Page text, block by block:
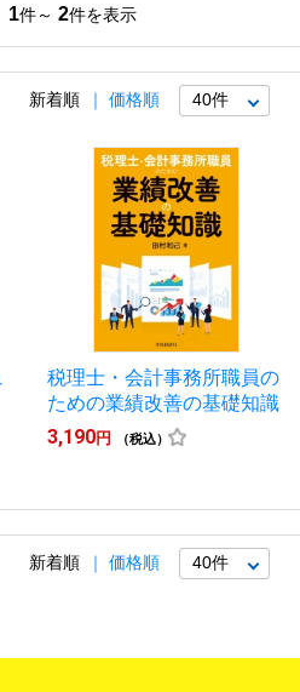
1件～ 2件を表示
新着順 価格順
税理士・会計事務所職員の
ための業績改善の基礎知識
3,190円 （税込）
新着順 価格順